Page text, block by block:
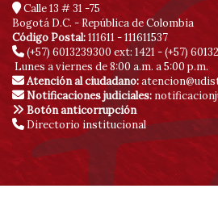
Calle 13 # 31 -75
Bogotá D.C. - República de Colombia
Código Postal:111611 - 111611537
(+57) 6013239300 ext: 1421 - (+57)
Lunes a viernes de 8:00 a.m. a 5:00 p.m.
Atención al ciudadano:
Notificaciones judiciales:
Botón anticorrupción
Directorio institucional